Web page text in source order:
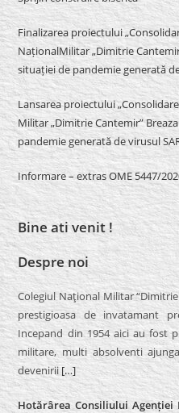
Finalizarea proiectului
NaționalMilitar „Dimitrie
situației de pandemie generată de
Lansarea proiectului
Militar „Dimitrie Cantemir”
pandemie generată de virusul
Informare – extras OME 5447/
Bine ati venit !
Despre noi
Colegiul Naţional Militar
prestigioasa de invatamant
Incepand din 1954 aici au fost
militare, multi absolventi
devenirii[…]
Hotărârea Consiliului